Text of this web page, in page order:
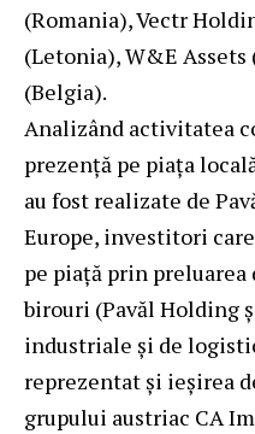
(Romania), Vectr
(Letonia), W&E Assets
(Belgia).
Analizând activitatea
prezenţă pe piaţa
au fost realizate de
Europe, investitori
pe piață prin
birouri (Pavăl Holding
industriale și de
reprezentat și ieșirea
grupului austriac CA